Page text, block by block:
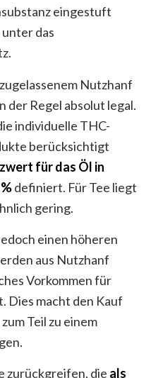
eingestuft
das
Nutzhanf
der Regel absolut legal.
individuelle THC-
berücksichtigt
für das Öl in
definiert. Für Tee liegt
gering.
einen höheren
aus Nutzhanf
Vorkommen für
Dies macht den Kauf
Teil zu einem
zurückgreifen, die als